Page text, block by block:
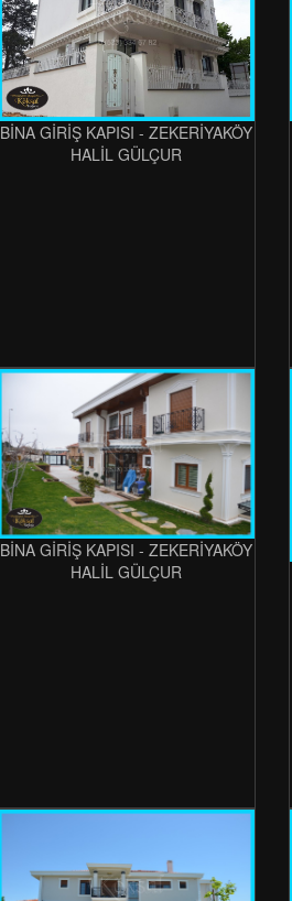
BİNA GİRİŞ KAPISI - ZEKERİYAKÖY
HALİL GÜLÇUR
BİNA GİRİŞ KAPISI - ZEKERİYAKÖY
HALİL GÜLÇUR